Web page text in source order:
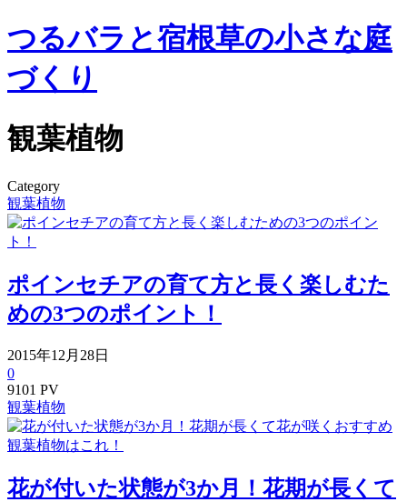
つるバラと宿根草の小さな庭
づくり
観葉植物
Category
観葉植物
ポインセチアの育て方と長く楽しむた
めの3つのポイント！
2015年12月28日
0
9101 PV
観葉植物
花が付いた状態が3か月！花期が長くて